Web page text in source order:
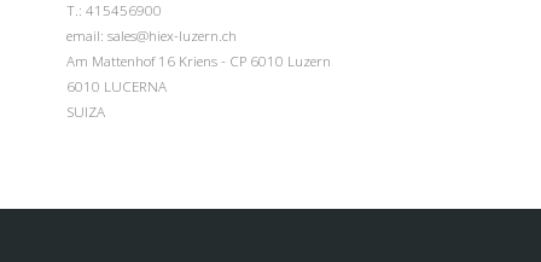
Т.: 415456900
email: sales@hiex-luzern.ch
Am Mattenhof 16 Kriens - CP 6010 Luzern
6010 LUCERNA
SUIZA